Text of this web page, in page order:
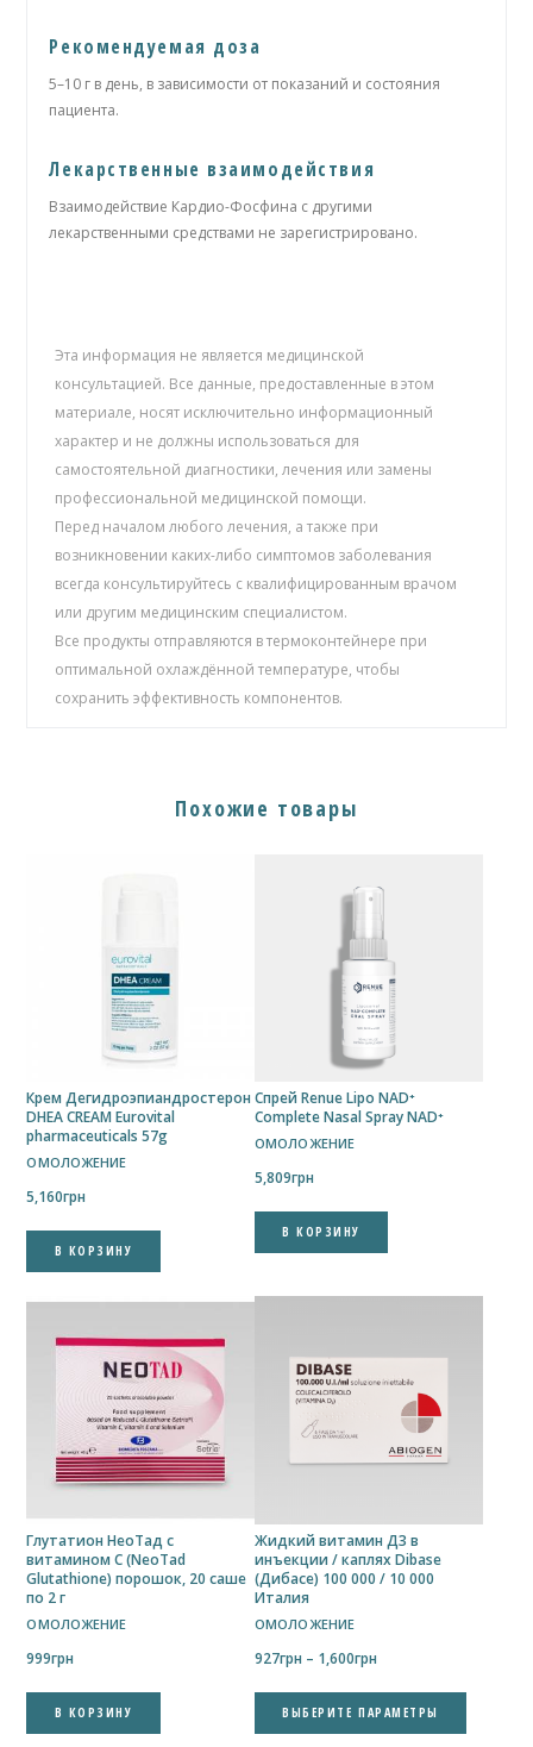
Рекомендуемая доза
5–10 г в день, в зависимости от показаний и состояния
пациента.
Лекарственные взаимодействия
Взаимодействие Кардио-Фосфина с другими
лекарственными средствами не зарегистрировано.
Эта информация не является медицинской
консультацией. Все данные, предоставленные в этом
материале, носят исключительно информационный
характер и не должны использоваться для
самостоятельной диагностики, лечения или замены
профессиональной медицинской помощи.
Перед началом любого лечения, а также при
возникновении каких-либо симптомов заболевания
всегда консультируйтесь с квалифицированным врачом
или другим медицинским специалистом.
Все продукты отправляются в термоконтейнере при
оптимальной охлаждённой температуре, чтобы
сохранить эффективность компонентов.
Похожие товары
Крем Дегидроэпиандростерон
DHEA CREAM Eurovital
pharmaceuticals 57g
ОМОЛОЖЕНИЕ
5,160грн
В КОРЗИНУ
Спрей Renue Lipo NAD⁺
Complete Nasal Spray NAD⁺
ОМОЛОЖЕНИЕ
5,809грн
В КОРЗИНУ
Глутатион НеоТад с
витамином C (NeoTad
Glutathione) порошок, 20 саше
по 2 г
ОМОЛОЖЕНИЕ
999грн
В КОРЗИНУ
Жидкий витамин Д3 в
инъекции / каплях Dibase
(Дибасе) 100 000 / 10 000
Италия
ОМОЛОЖЕНИЕ
927грн – 1,600грн
927грн
–
ВЫБЕРИТЕ ПАРАМЕТРЫ